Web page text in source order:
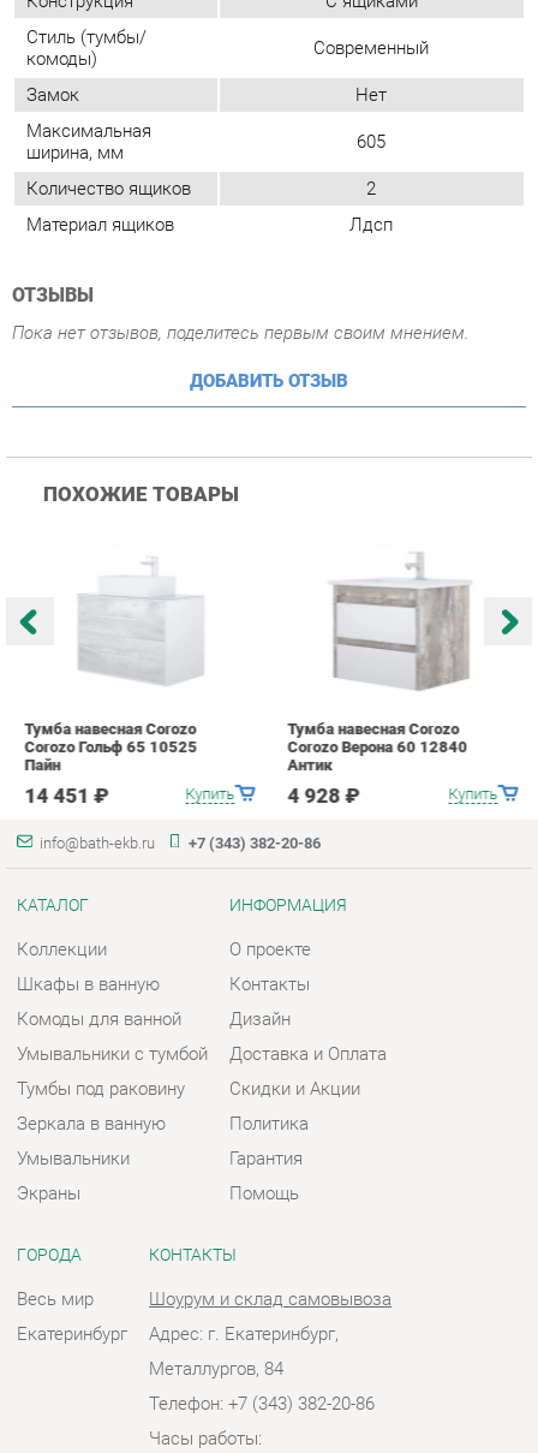
Количество ящиков
2
Материал ящиков
Лдсп
ОТЗЫВЫ
Пока нет отзывов, поделитесь первым своим мнением.
ДОБАВИТЬ ОТЗЫВ
Купить
Corozo Гольф 65 10525
14 451 ₽ Купить
Corozo Верона 60 12840
4 928 ₽
Коллекции
Шкафы в ванную
Умывальники с тумбой
Умывальники
Экраны
О проекте
Контакты
Доставка и Оплата
Гарантия
Помощь
ГОРОДА
Весь мир
Екатеринбург
КОНТАКТЫ
Шоурум и склад самовывоза
Адрес: г. Екатеринбург,
Металлургов, 84
Телефон: +7 (343) 382-20-86
Пн - Пт:10:00 - 20:00 (GMT+5)
Отправить сообщение